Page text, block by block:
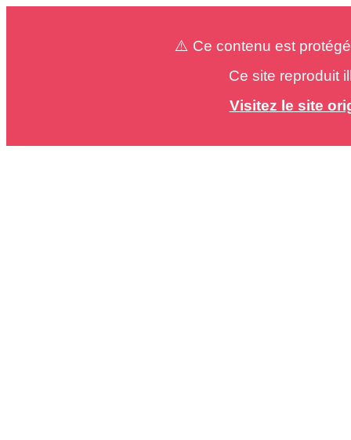
⚠️ Ce contenu est
Ce site reproduit
Visitez le site